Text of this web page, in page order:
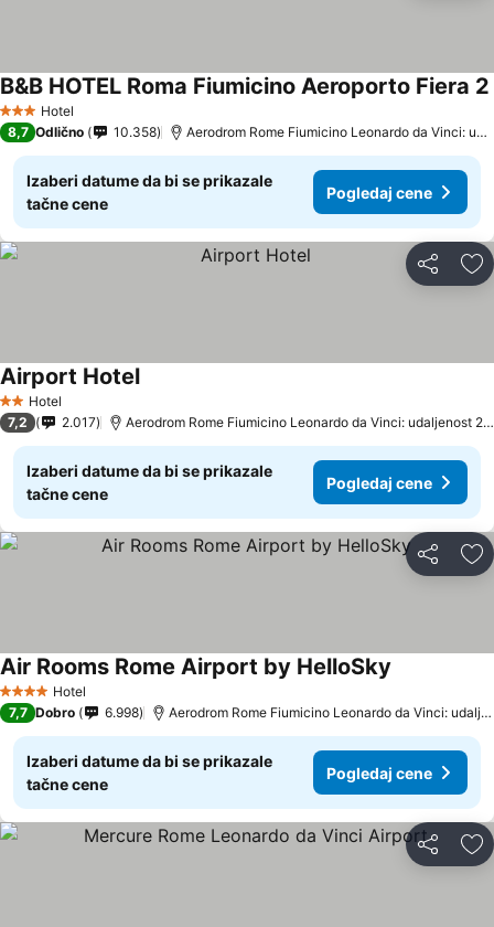
3 Zvezdice
Hotel
B&B HOTEL Roma Fiumicino Aeroporto Fiera 2
8,7 Odlično 10.358 Aerodrom Rome Fiumicino Leonardo da Vinci: udaljenost 3.9 km
Izaberi datume da bi se prikazale
tačne cene
Pogledaj cene
Deli
2 Zvezdice
Hotel
Airport Hotel
7,2 2.017 Aerodrom Rome Fiumicino Leonardo da Vinci: udaljenost 2.3 km
Izaberi datume da bi se prikazale
tačne cene
Pogledaj cene
Deli
4 ZvezdiceHotel
Air Rooms Rome Airport by HelloSky
7,7 Dobro 6.998 Aerodrom Rome Fiumicino Leonardo da Vinci: udaljenost 1.8 km
Izaberi datume da bi se prikazale
tačne cene
Pogledaj cene
Deli